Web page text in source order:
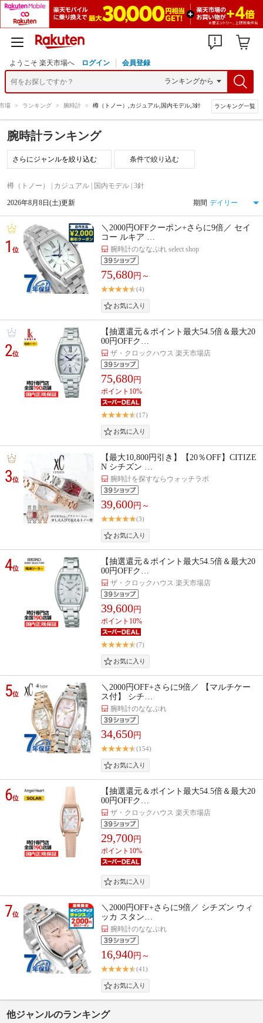
ようこそ 楽天市場へ ログイン 会員登録
場 > ランキング > 腕時計 > 樽（トノー）,カジュアル,国内モデル,3針 ランキング一覧
腕時計ランキング
条件で絞り込む
樽（トノー） | カジュアル | 国内モデル | 3針
2026年8月8日(土)更新 期間
1位
＼2000円OFFクーポン+さらに9倍／ セイ
コー ルキア …
腕時計のななぷれ select shop
75,680円～
(4)
2位
【抽選還元＆ポイント最大54.5倍＆最大20
00円OFFク…
ザ・クロックハウス 楽天市場店
75,680円
ポイント10%
(17)
3位
【最大10,800円引き】【20％OFF】CITIZE
N シチズン …
腕時計を探すならウォッチラボ
39,600円～
(3)
4位
【抽選還元＆ポイント最大54.5倍＆最大20
00円OFFク…
ザ・クロックハウス 楽天市場店
39,600円
ポイント10%
(7)
5位
＼2000円OFF+さらに9倍／ 【マルチケー
ス付】 シチ…
腕時計のななぷれ
34,650円
(154)
6位
【抽選還元＆ポイント最大54.5倍＆最大20
00円OFFク…
ザ・クロックハウス 楽天市場店
29,700円
ポイント10%
7位
＼2000円OFF+さらに9倍／ シチズン ウィ
ッカ スタン…
腕時計のななぷれ
16,940円～
(41)
他ジャンルのランキング